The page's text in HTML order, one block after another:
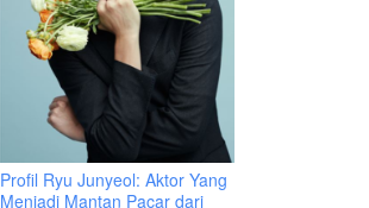
Profil Ryu Junyeol: Aktor Yang
Menjadi Mantan Pacar dari